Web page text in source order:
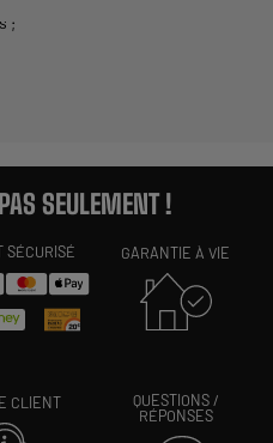
;
SEULEMENT !
SÉCURISÉ GARANTIE À VIE
CLIENT
QUESTIONS /
RÉPONSES